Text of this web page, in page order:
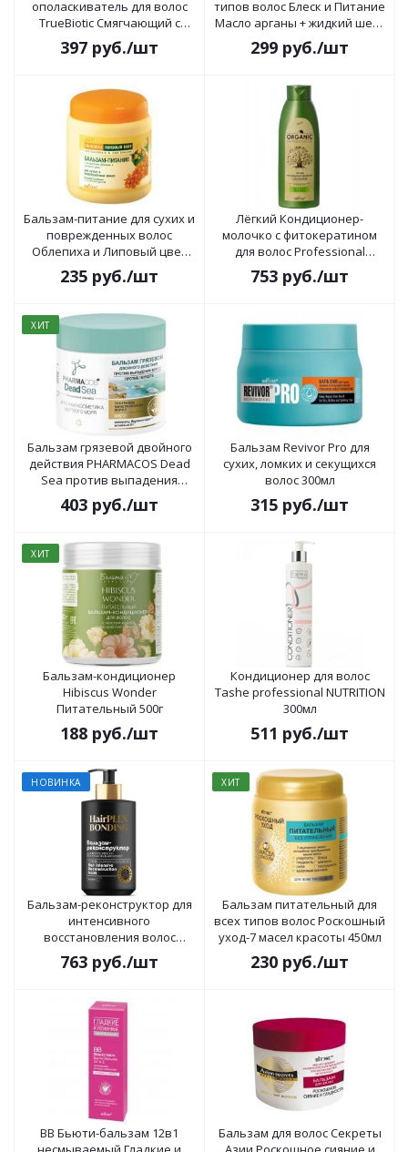
ополаскиватель для волос
TrueBiotic Смягчающий с
пробиотиком 190г
397 руб./шт
типов волос Блеск и Питание
Масло арганы + жидкий шелк
500мл
299 руб./шт
Бальзам-питание для сухих и
поврежденных волос
Облепиха и Липовый цвет
450мл
235 руб./шт
Лёгкий Кондиционер-
молочко с фитокератином
для волос Professional
Organic Hair Care 500мл
753 руб./шт
ХИТ
Бальзам грязевой двойного
действия PHARMACOS Dead
Sea против выпадения
волос, против перхоти 400 мл
403 руб./шт
Бальзам Revivor Pro для
сухих, ломких и секущихся
волос 300мл
315 руб./шт
ХИТ
Бальзам-кондиционер
Hibiscus Wonder
Питательный 500г
188 руб./шт
Кондиционер для волос
Tashe professional NUTRITION
300мл
511 руб./шт
НОВИНКА
Бальзам-реконструктор для
интенсивного
восстановления волос
HairPlex Bonding 400г
763 руб./шт
ХИТ
Бальзам питательный для
всех типов волос Роскошный
уход-7 масел красоты 450мл
230 руб./шт
ВВ Бьюти-бальзам 12в1
Бальзам для волос Секреты